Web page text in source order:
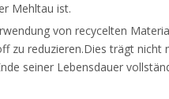
Mehltau ist.
von recycelten
zu reduzieren.Dies trägt
seiner Lebensdauer